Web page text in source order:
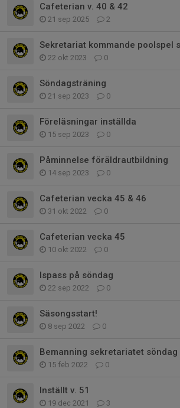
Cafeterian v. 40 & 42
21 sep 2025 2
Sekretariat kommande poolspel
22 okt 2023 0
Söndagsträning
21 sep 2023 0
Föreläsningar inställda
15 sep 2023 0
Påminnelse föräldrautbildning
14 sep 2023 0
Cafeterian vecka 45 & 46
31 okt 2022 0
Cafeterian vecka 45
10 okt 2022 0
Ispass på söndag
22 sep 2022 0
Säsongsstart!
8 sep 2022 0
Bemanning sekretariatet söndag
15 feb 2022 0
Inställt v. 51
19 dec 2021 3